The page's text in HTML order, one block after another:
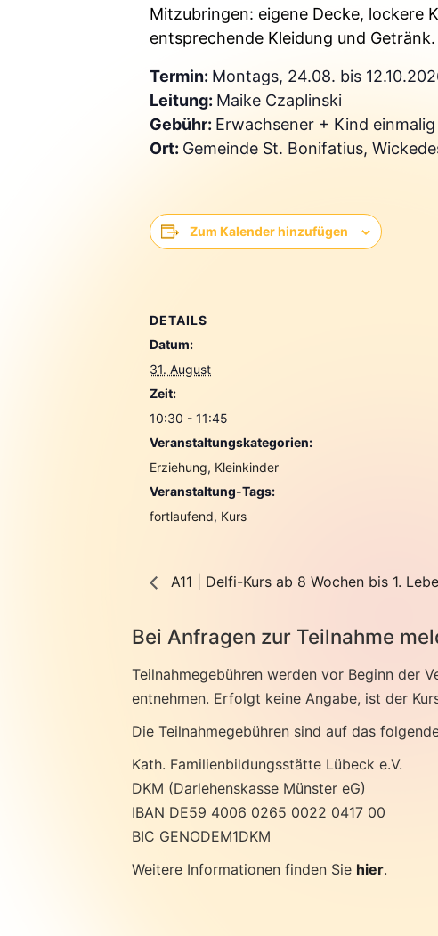
Mitzubringen: eigene Decke, lockere
entsprechende Kleidung und Getränk.
Termin: Montags, 24.08. bis
Leitung: Maike Czaplinski
Gebühr: Erwachsener + Kind
Ort: Gemeinde St. Bonifatius,
Zum Kalender hinzufügen
DETAILS
Datum:
31. August
Zeit:
10:30 - 11:45
Veranstaltungskategorien:
Erziehung, Kleinkinder
Veranstaltung-Tags:
fortlaufend, Kurs
A11 | Delfi-Kurs ab 8 Wochen bis 1.
Bei Anfragen zur Teilnahme
Teilnahmegebühren werden vor Beginn der
entnehmen. Erfolgt keine Angabe, ist der
Die Teilnahmegebühren sind auf das
Kath. Familienbildungsstätte Lübeck e.V.
DKM (Darlehenskasse Münster eG)
IBAN DE59 4006 0265 0022 0417 00
BIC GENODEM1DKM
Weitere Informationen finden Sie hier.